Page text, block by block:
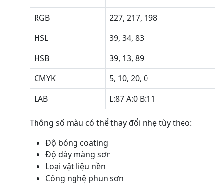
RGB
227, 217, 198
HSL
39, 34, 83
HSB
39, 13, 89
CMYK
5, 10, 20, 0
LAB
L:87 A:0 B:11
Thông số màu có thể thay đổi nhẹ tùy theo:
Độ bóng coating
Độ dày màng sơn
Loại vật liệu nền
Công nghệ phun sơn